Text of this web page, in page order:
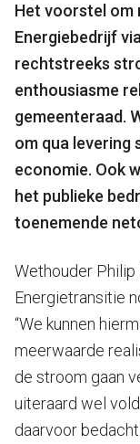
Het voorstel om
Energiebedrijf
rechtstreeks
enthousiasme
gemeenteraad.
om qua levering
economie. Ook
het publieke
toenemende
Wethouder Philip
Energietransitie
“We kunnen
meerwaarde
de stroom gaan
uiteraard wel
daarvoor